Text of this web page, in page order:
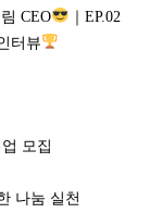
CEO
｜EP.02
터뷰
모집
나눔 실천